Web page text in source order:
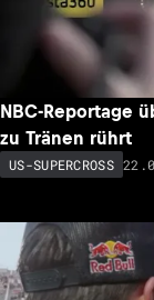
NBC-Reportage
zu Tränen rührt
US-SUPERCROSS